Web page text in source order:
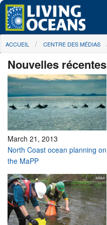
Skip to main content
À propos de nous
Nos campagnes
Centre des Médias
Les Cartes
Passez à l'action
You are here
ACCUEIL CENTRE DES MÉDIAS
Nouvelles récentes
March 21, 2013
North Coast ocean planning on
the MaPP